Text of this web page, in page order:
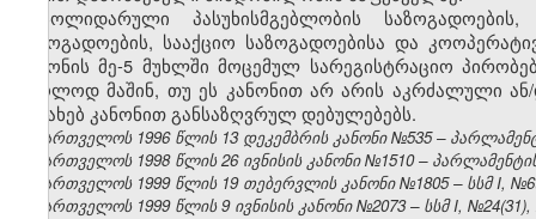
სოლიდარული პასუხისმგებლობის
საზოგადოების, სააქციო საზოგადოებისა და
კანონის მე-5 მუხლში მოცემულ სარეგისტრაციო
მხოლოდ მაშინ, თუ ეს კანონით არ არის აკრძალული
შესახებ კანონით განსაზღვრულ დებულებებს.
საქართველოს 1996 წლის 13 დეკემბრის კანონი №535 –
საქართველოს 1998 წლის 26 ივნისის კანონი №1510 –
საქართველოს 1999 წლის 19 თებერვლის კანონი №1805 – სსმ I,
საქართველოს 1999 წლის 9 ივნისის კანონი №2073 – სსმ I, №24(31),